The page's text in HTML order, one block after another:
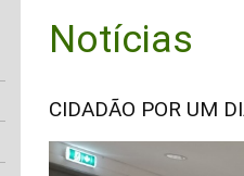
Notícias
CIDADÃO POR UM